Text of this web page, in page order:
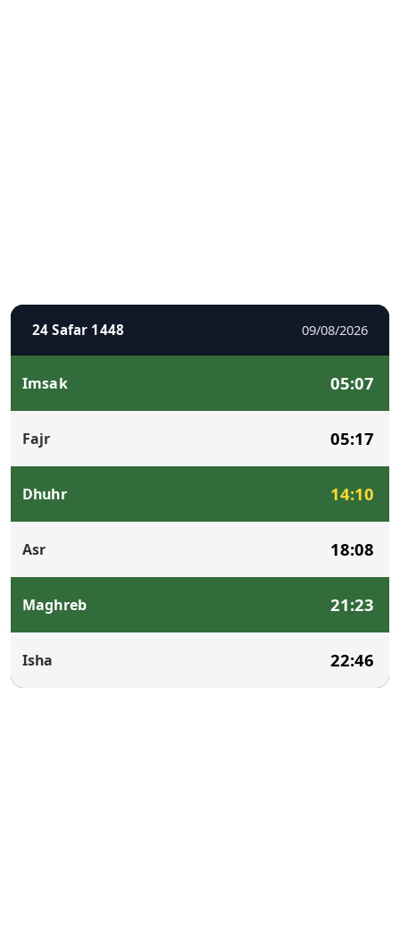
24 Safar 1448 09/08/2026
Imsak 05:07
Fajr 05:17
Dhuhr 14:10
Asr 18:08
Maghreb 21:23
Isha 22:46